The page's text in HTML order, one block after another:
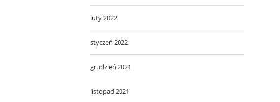
luty 2022
styczeń 2022
grudzień 2021
listopad 2021